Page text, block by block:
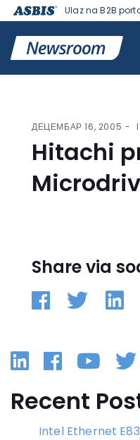
Ulaz na B2B
ДЕЦЕМБАР 16, 2005
Hitachi
Share via
Linkedin
Facebook
Recent
Intel Ethernet